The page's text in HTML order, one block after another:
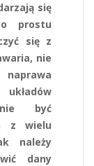
się
prostu
się z
nie
być
z wielu
należy
dany